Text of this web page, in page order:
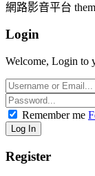
網路影音平台
Login
Welcome, Login to
Remember me
Register